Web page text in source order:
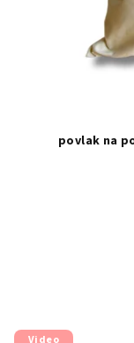
povlak na
Video